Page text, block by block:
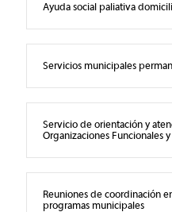
Ayuda social paliativa
Servicios municipales
Servicio de orientación y
Organizaciones Funcionales
Reuniones de coordinación
programas municipales